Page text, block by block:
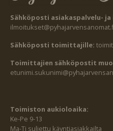
Sähköposti asiakaspalvelu-
Sähköposti toimittajille:
Toimittajien sähköpostit
Toimiston aukioloaika:
Ke-Pe 9-13
Ma-Ti suljettu käyntiasiakkailta